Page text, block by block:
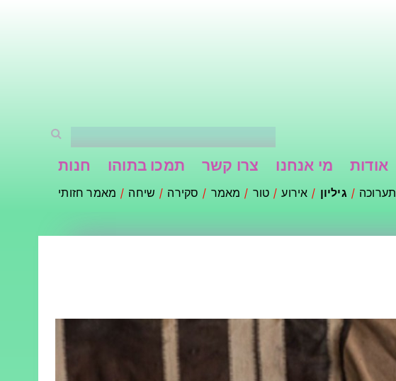
אודות מי אנחנו צרו קשר תמכו בתוהו חנות
מאמר חזותי שיחה סקירה מאמר טור אירוע גיליון תערוכה